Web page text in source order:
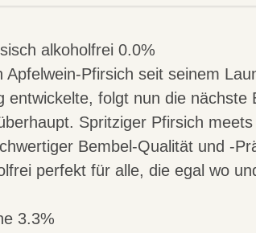
alkoholfrei 0.0%
Apfelwein-Pfirsich seit seinem
entwickelte, folgt nun die
Spritziger Pfirsich
Bembel-Qualität und -
perfekt für alle, die egal wo
3.3%